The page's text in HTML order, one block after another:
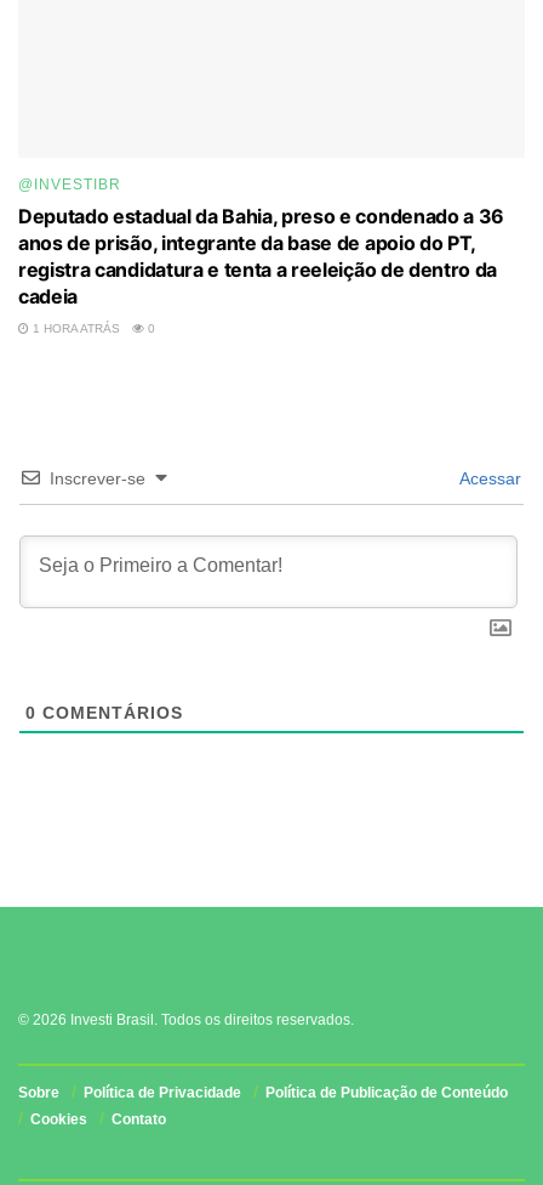
@INVESTIBR
Deputado estadual da Bahia, preso e condenado a 36
anos de prisão, integrante da base de apoio do PT,
registra candidatura e tenta a reeleição de dentro da
cadeia
1 HORA ATRÁS 0
Inscrever-se Acessar
0 COMENTÁRIOS
© 2026 Investi Brasil. Todos os direitos reservados.
Sobre Política de Privacidade
Política de Publicação de Conteúdo
Cookies
Contato